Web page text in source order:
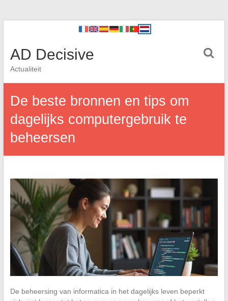
AD Decisive
Actualiteit
De beste bronnen en tips om
dagelijks computergebruik te
beheersen
De beheersing van informatica in het dagelijks leven beperkt